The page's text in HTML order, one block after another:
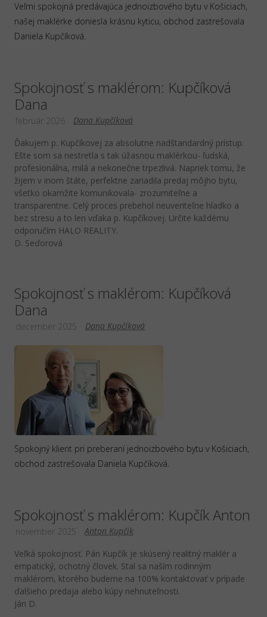
Veľmi spokojná predávajúca jednoizbového bytu v Košiciach,
našej maklérke doniesla krásnu kyticu, obchod zastrešovala
Daniela Kupčíková.
Spokojnosť s maklérom: Kupčíková
Dana
Dana Kupčíková
február 2026
Ďakujem p. Kupčíkovej za absolutne nadštandardný prístup.
Ešte som sa nestretla s tak úžasnou maklérkou- ľudská,
profesionálna, milá a nekonečne trpezlivá. Napriek tomu, že
žijem v inom štáte, perfektne zariadila predaj môjho bytu,
všetko okamžite komunikovala- zrozumiteľne a
transparentne. Celý proces prebehol neuveriteľne hladko a
bez stresu a to len vďaka p. Kupčíkovej. Určite každému
odporučím HALO REALITY.
D. Seďorová
Spokojnosť s maklérom: Kupčíková
Dana
Dana Kupčíková
december 2025
Spokojný klient pri preberaní jednoizbového bytu v Košiciach,
obchod zastrešovala Daniela Kupčíková.
Spokojnosť s maklérom: Kupčík Anton
Anton Kupčík
november 2025
Veľká spokojnosť. Pán Kupčík je skúsený realitný maklér a
empatický, ochotný človek. Stal sa naším rodinným
maklérom, ktorého budeme na 100% kontaktovať v prípade
ďalšieho predaja alebo kúpy nehnuteľnosti.
Ján D.